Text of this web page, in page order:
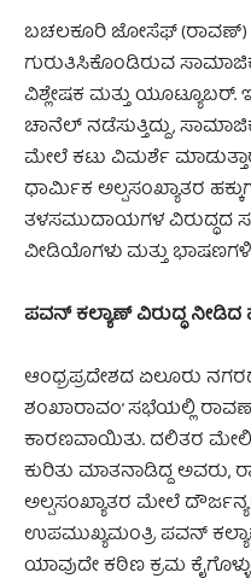
ಬಚಲಕೂರಿ ಜೋಸೆಫ್ (ರಾವಣ್)
ಗುರುತಿಸಿಕೊಂಡಿರುವ
ವಿಶ್ಲೇಷಕ ಮತ್ತು ಯೂಟ್ಯೂಬರ್.
ಚಾನೆಲ್ ನಡೆಸುತ್ತಿದ್ದು,
ಮೇಲೆ ಕಟು ವಿಮರ್ಶೆ
ಧಾರ್ಮಿಕ ಅಲ್ಪಸಂಖ್ಯಾತರ
ತಳಸಮುದಾಯಗಳ ವಿರುದ್ಧದ
ವೀಡಿಯೊಗಳು ಮತ್ತು
ಪವನ್ ಕಲ್ಯಾಣ್ ವಿರುದ್ಧ ನೀಡಿದ
ಆಂಧ್ರಪ್ರದೇಶದ ಏಲೂರು
ಶಂಖಾರಾವಂ’ ಸಭೆಯಲ್ಲಿ
ಕಾರಣವಾಯಿತು. ದಲಿತರ
ಕುರಿತು ಮಾತನಾಡಿದ್ದ ಅವರು,
ಅಲ್ಪಸಂಖ್ಯಾತರ ಮೇಲೆ
ಉಪಮುಖ್ಯಮಂತ್ರಿ ಪವನ್
ಯಾವುದೇ ಕಠಿಣ ಕ್ರಮ